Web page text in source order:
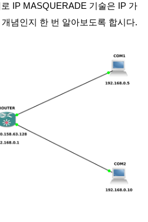
IP MASQUERADE 기술은 IP 가
념인지 한 번 알아보도록 합시다.